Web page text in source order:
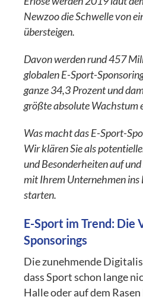
Newzoo die Schwelle von
übersteigen.
Davon werden rund 457
globalen E-Sport-
ganze 34,3 Prozent und
größte absolute Wachstum
Was macht das E-Sport-
Wir klären Sie als
und Besonderheiten auf
mit Ihrem Unternehmen ins
starten.
E-Sport im Trend: Die
Sponsorings
Die zunehmende
dass Sport schon lange
Halle oder auf dem